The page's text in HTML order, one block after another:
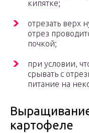
кипятке;
отрезать верх
отрез
почкой;
при условии,
срывать с
питание на
картофеле